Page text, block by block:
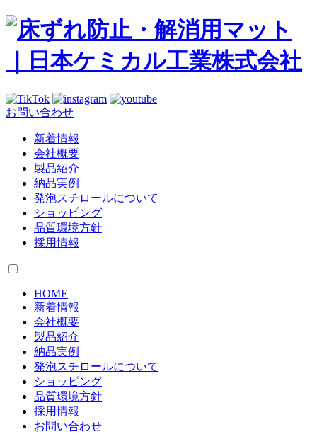
お問い合わせ
新着情報
会社概要
製品紹介
納品実例
発泡スチロールについて
ショッピング
品質環境方針
採用情報
HOME
新着情報
会社概要
製品紹介
納品実例
発泡スチロールについて
ショッピング
品質環境方針
採用情報
お問い合わせ